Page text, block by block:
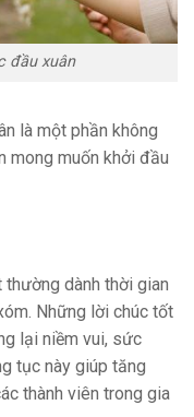
đầu xuân
là một phần không
mong muốn khởi đầu
dành thời gian
Những lời chúc tốt
lại niềm vui, sức
tục này giúp tăng
thành viên trong gia